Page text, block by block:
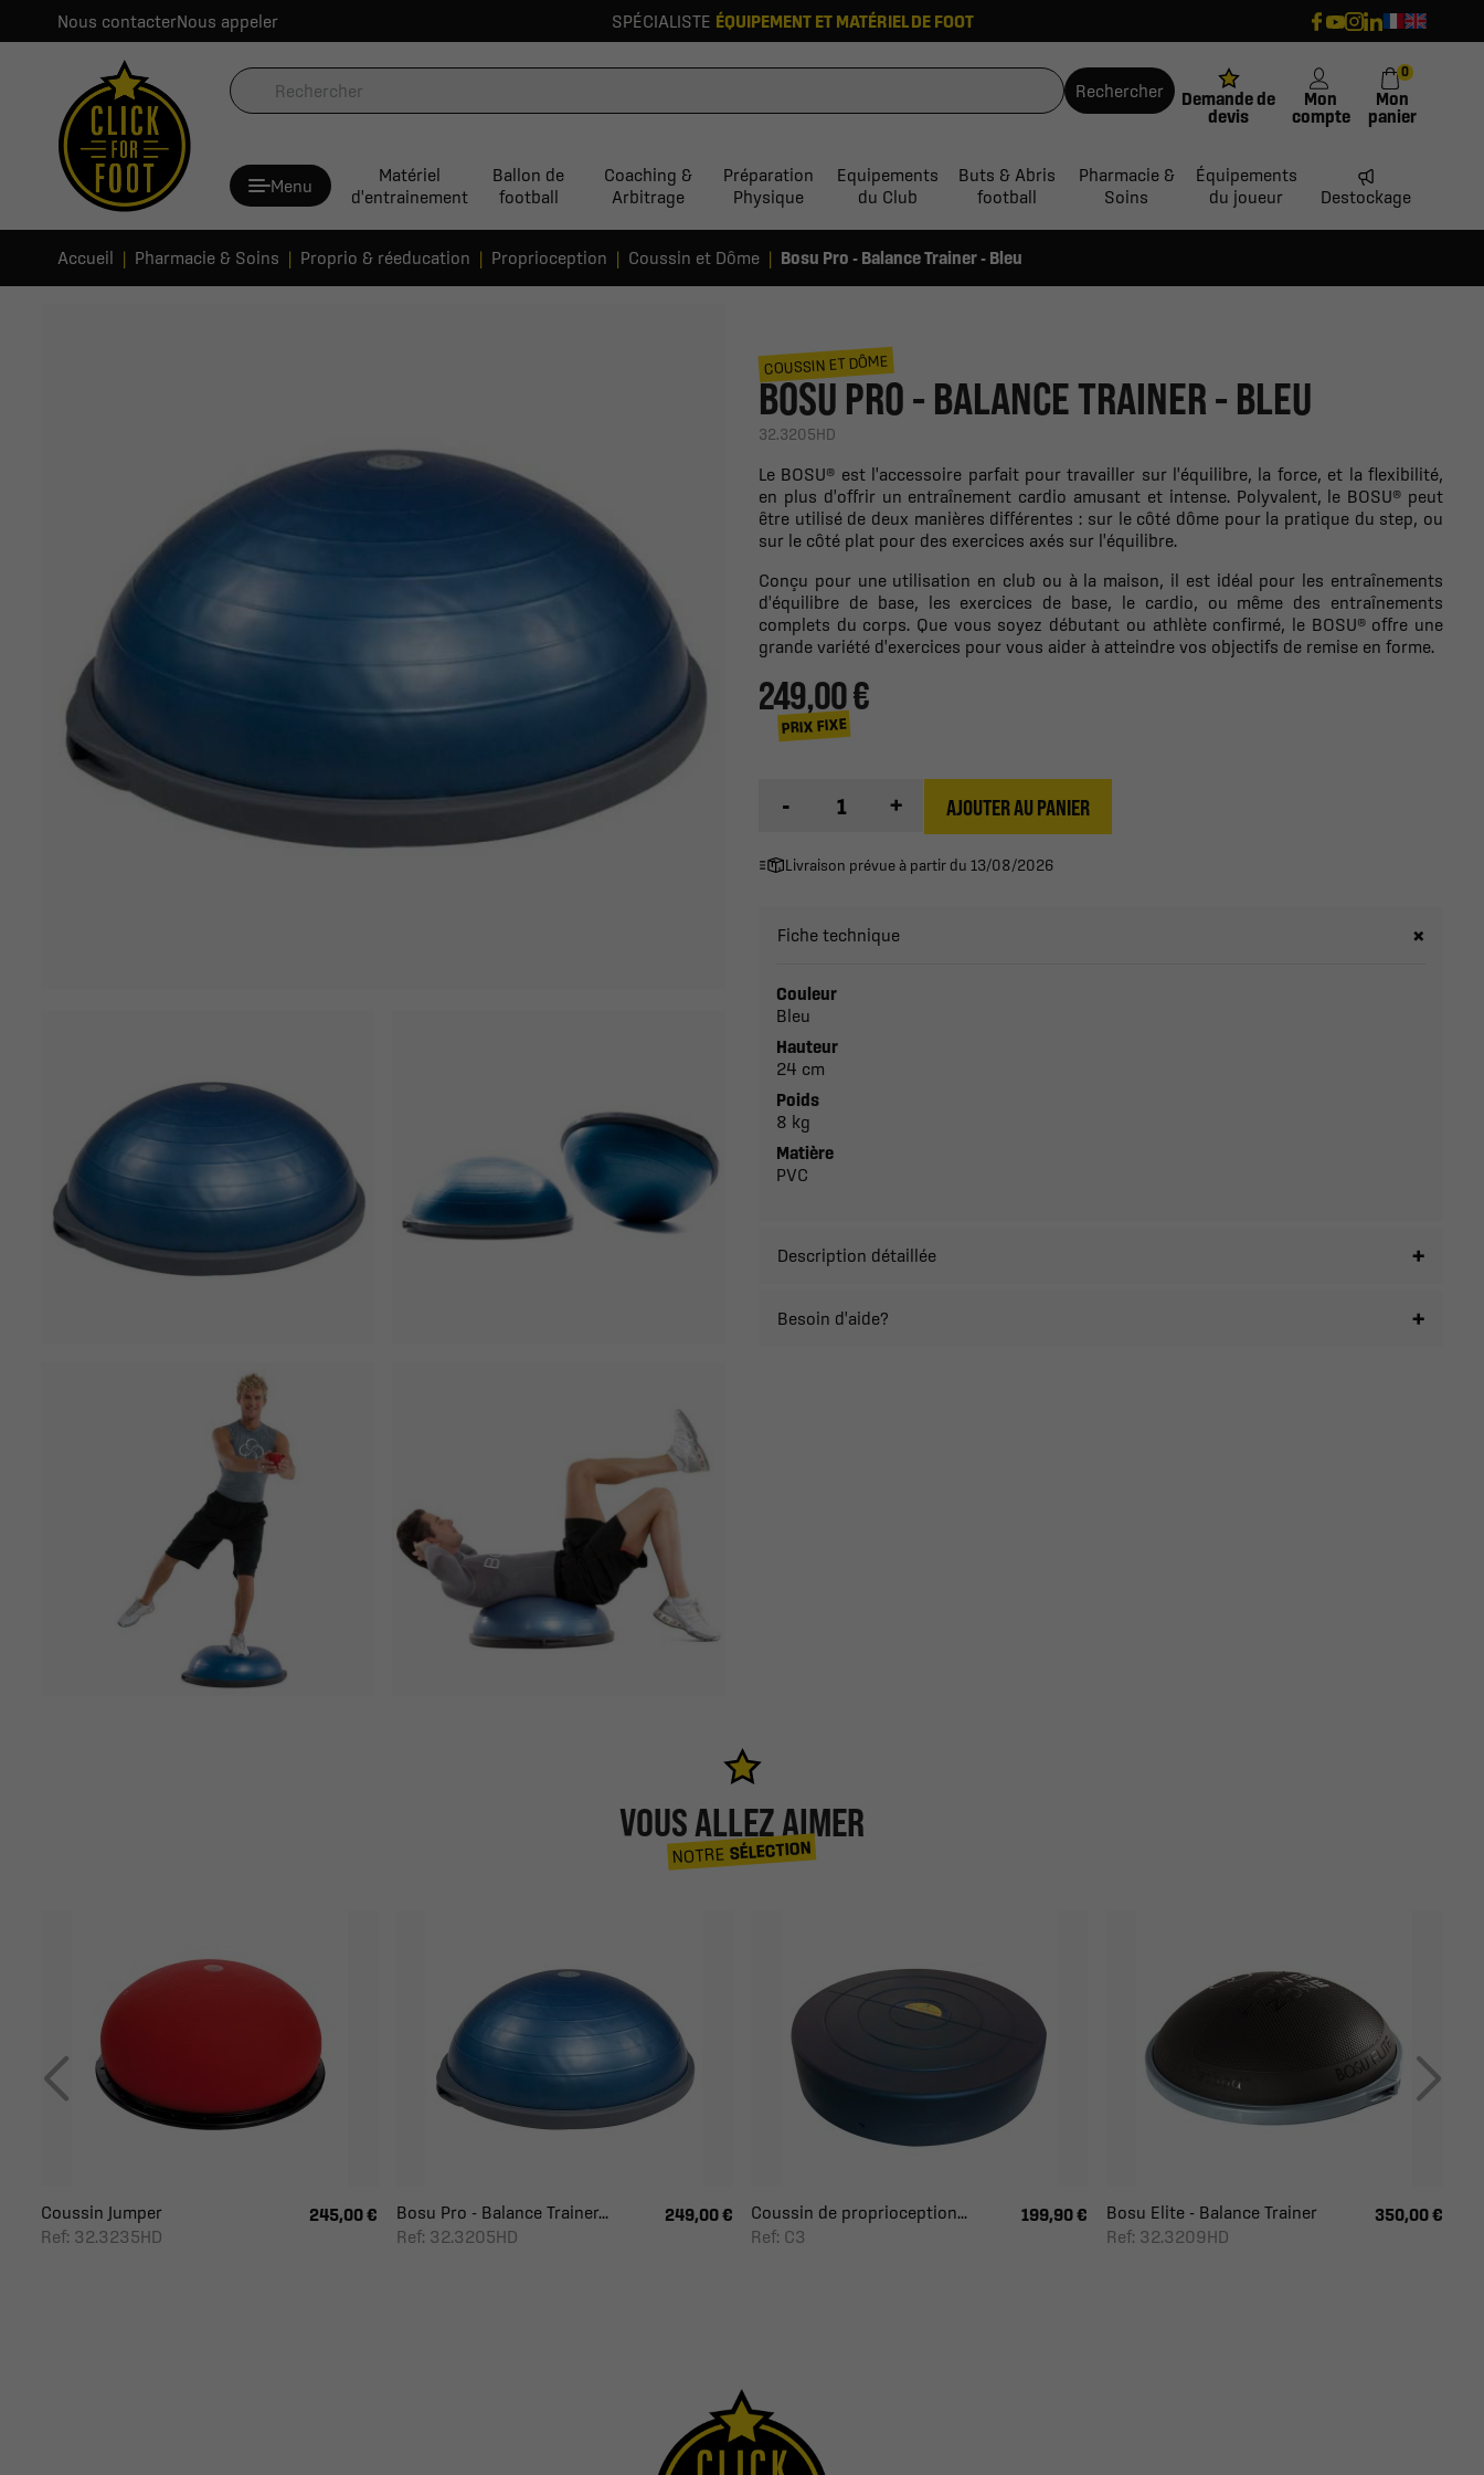
Nous contacterNous appeler SPÉCIALISTE ÉQUIPEMENT ET MATÉRIEL DE FOOT
Rechercher
Demande de
devis
Mon
compte
Mon
panier
0
Menu
Matériel
d'entrainement
Ballon de
football
Coaching &
Arbitrage
Préparation
Physique
Equipements
du Club
Buts & Abris
football
Pharmacie &
Soins
Équipements
du joueur
Destockage
Accueil Pharmacie & Soins Proprio & réeducation Proprioception Coussin et Dôme Bosu Pro - Balance Trainer - Bleu
COUSSIN ET DÔME
BOSU PRO - BALANCE TRAINER - BLEU
32.3205HD
Le BOSU® est l'accessoire parfait pour travailler sur l'équilibre, la force, et la flexibilité,
en plus d'offrir un entraînement cardio amusant et intense. Polyvalent, le BOSU® peut
être utilisé de deux manières différentes : sur le côté dôme pour la pratique du step, ou
sur le côté plat pour des exercices axés sur l'équilibre.
Conçu pour une utilisation en club ou à la maison, il est idéal pour les entraînements
d'équilibre de base, les exercices de base, le cardio, ou même des entraînements
complets du corps. Que vous soyez débutant ou athlète confirmé, le BOSU® offre une
grande variété d'exercices pour vous aider à atteindre vos objectifs de remise en forme.
249,00 €
PRIX FIXE
- + AJOUTER AU PANIER
Livraison prévue à partir du 13/08/2026
Fiche technique
Couleur
Bleu
Hauteur
24 cm
Poids
8 kg
Matière
PVC
Description détaillée
Besoin d'aide?
VOUS ALLEZ AIMER
NOTRESÉLECTION
Coussin Jumper
Ref: 32.3235HD
245,00 €
Bosu Pro - Balance Trainer...
Ref: 32.3205HD
249,00 €
Coussin de proprioception...
Ref: C3
199,90 €
Bosu Elite - Balance Trainer
Ref: 32.3209HD
350,00 €